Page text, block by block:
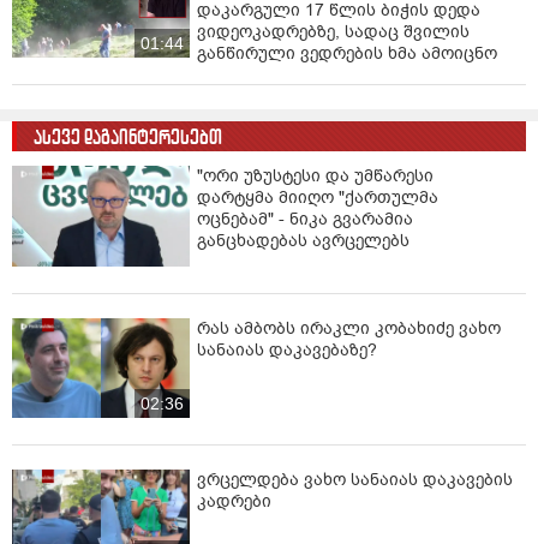
01:44
დაკარგული 17 წლის ბიჭის დედა
ვიდეოკადრებზე, სადაც შვილის
განწირული ვედრების ხმა ამოიცნო
ასევე დაგაინტერესებთ
"ორი უზუსტესი და უმწარესი
დარტყმა მიიღო "ქართულმა
ოცნებამ" - ნიკა გვარამია
განცხადებას ავრცელებს
02:36
რას ამბობს ირაკლი კობახიძე ვახო
სანაიას დაკავებაზე?
ვრცელდება ვახო სანაიას დაკავების
კადრები